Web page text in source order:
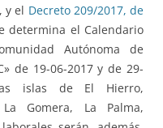
, y el Decreto 209/2017, de
determina el Calendario
Autónoma de
de 19-06-2017 y de 29-
islas de El Hierro,
Gomera, La Palma,